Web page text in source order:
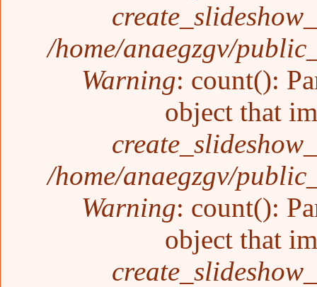
/home/anaegzgv/
Warning: count():
object that
/home/anaegzgv/
Warning: count():
object that